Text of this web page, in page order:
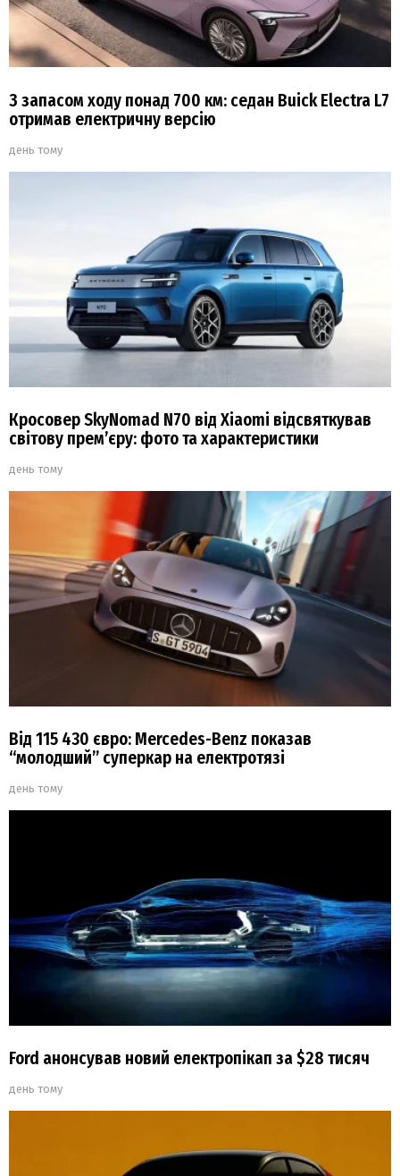
З запасом ходу понад 700 км: седан Buick Electra L7
отримав електричну версію
день тому
Кросовер SkyNomad N70 від Xiaomi відсвяткував
світову прем’єру: фото та характеристики
день тому
Від 115 430 євро: Mercedes-Benz показав
“молодший” суперкар на електротязі
день тому
Ford анонсував новий електропікап за $28 тисяч
день тому